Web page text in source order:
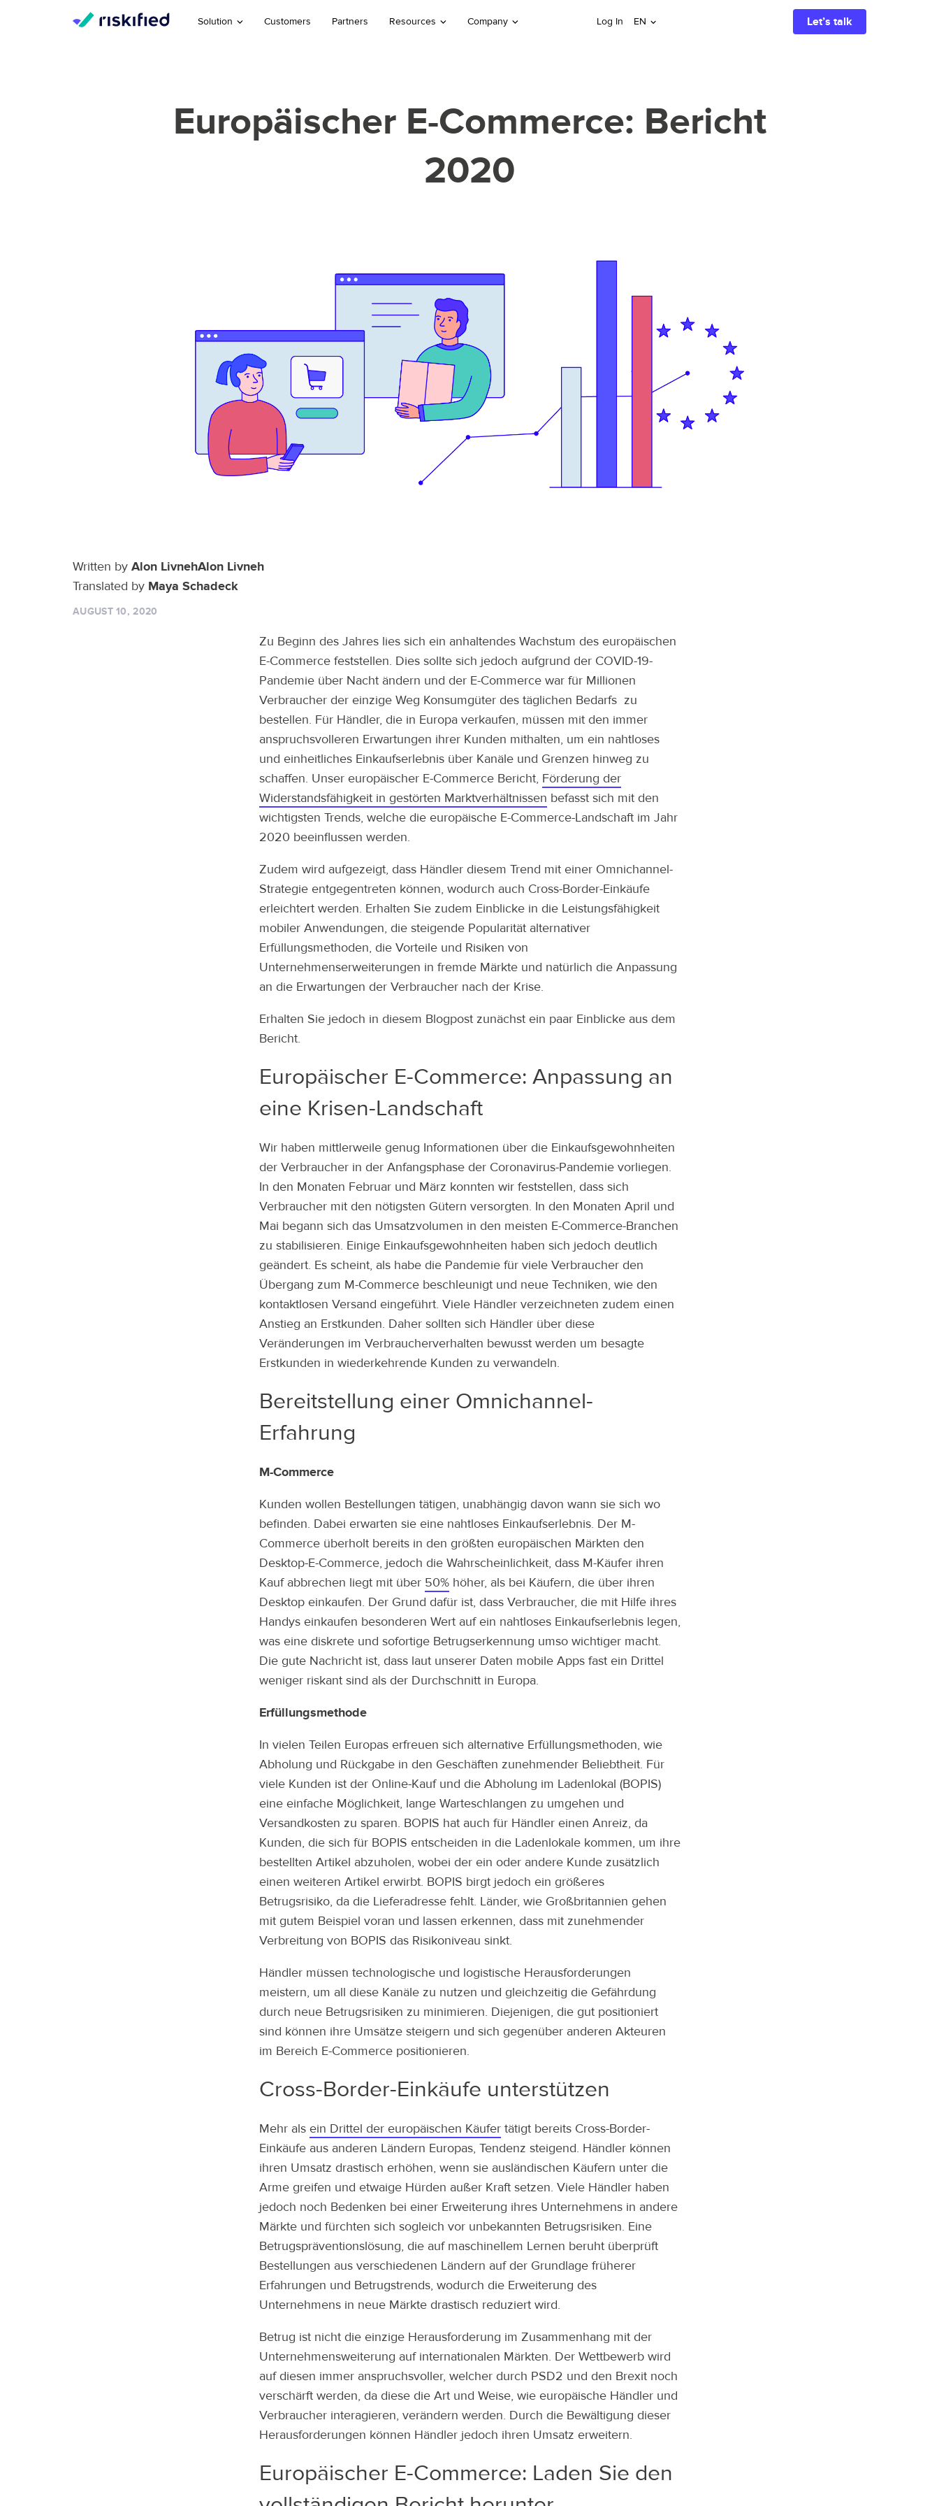
Solution Customers Partners Resources Company Log In EN Let’s talk
Europäischer E-Commerce: Bericht
2020
Written by Alon LivnehAlon Livneh
Translated by Maya Schadeck
AUGUST 10, 2020
Zu Beginn des Jahres lies sich ein anhaltendes Wachstum des europäischen
E-Commerce feststellen. Dies sollte sich jedoch aufgrund der COVID-19-
Pandemie über Nacht ändern und der E-Commerce war für Millionen
Verbraucher der einzige Weg Konsumgüter des täglichen Bedarfs zu
bestellen. Für Händler, die in Europa verkaufen, müssen mit den immer
anspruchsvolleren Erwartungen ihrer Kunden mithalten, um ein nahtloses
und einheitliches Einkaufserlebnis über Kanäle und Grenzen hinweg zu
schaffen. Unser europäischer E-Commerce Bericht, Förderung der
Widerstandsfähigkeit in gestörten Marktverhältnissen befasst sich mit den
wichtigsten Trends, welche die europäische E-Commerce-Landschaft im Jahr
2020 beeinflussen werden.
Zudem wird aufgezeigt, dass Händler diesem Trend mit einer Omnichannel-
Strategie entgegentreten können, wodurch auch Cross-Border-Einkäufe
erleichtert werden. Erhalten Sie zudem Einblicke in die Leistungsfähigkeit
mobiler Anwendungen, die steigende Popularität alternativer
Erfüllungsmethoden, die Vorteile und Risiken von
Unternehmenserweiterungen in fremde Märkte und natürlich die Anpassung
an die Erwartungen der Verbraucher nach der Krise.
Erhalten Sie jedoch in diesem Blogpost zunächst ein paar Einblicke aus dem
Bericht.
Europäischer E-Commerce: Anpassung an
eine Krisen-Landschaft
Wir haben mittlerweile genug Informationen über die Einkaufsgewohnheiten
der Verbraucher in der Anfangsphase der Coronavirus-Pandemie vorliegen.
In den Monaten Februar und März konnten wir feststellen, dass sich
Verbraucher mit den nötigsten Gütern versorgten. In den Monaten April und
Mai begann sich das Umsatzvolumen in den meisten E-Commerce-Branchen
zu stabilisieren. Einige Einkaufsgewohnheiten haben sich jedoch deutlich
geändert. Es scheint, als habe die Pandemie für viele Verbraucher den
Übergang zum M-Commerce beschleunigt und neue Techniken, wie den
kontaktlosen Versand eingeführt. Viele Händler verzeichneten zudem einen
Anstieg an Erstkunden. Daher sollten sich Händler über diese
Veränderungen im Verbraucherverhalten bewusst werden um besagte
Erstkunden in wiederkehrende Kunden zu verwandeln.
Bereitstellung einer Omnichannel-
Erfahrung
M-Commerce
Kunden wollen Bestellungen tätigen, unabhängig davon wann sie sich wo
befinden. Dabei erwarten sie eine nahtloses Einkaufserlebnis. Der M-
Commerce überholt bereits in den größten europäischen Märkten den
Desktop-E-Commerce, jedoch die Wahrscheinlichkeit, dass M-Käufer ihren
Kauf abbrechen liegt mit über 50%höher, als bei Käufern, die über ihren
Desktop einkaufen. Der Grund dafür ist, dass Verbraucher, die mit Hilfe ihres
Handys einkaufen besonderen Wert auf ein nahtloses Einkaufserlebnis legen,
was eine diskrete und sofortige Betrugserkennung umso wichtiger macht.
Die gute Nachricht ist, dass laut unserer Daten mobile Apps fast ein Drittel
weniger riskant sind als der Durchschnitt in Europa.
Erfüllungsmethode
In vielen Teilen Europas erfreuen sich alternative Erfüllungsmethoden, wie
Abholung und Rückgabe in den Geschäften zunehmender Beliebtheit. Für
viele Kunden ist der Online-Kauf und die Abholung im Ladenlokal (BOPIS)
eine einfache Möglichkeit, lange Warteschlangen zu umgehen und
Versandkosten zu sparen. BOPIS hat auch für Händler einen Anreiz, da
Kunden, die sich für BOPIS entscheiden in die Ladenlokale kommen, um ihre
bestellten Artikel abzuholen, wobei der ein oder andere Kunde zusätzlich
einen weiteren Artikel erwirbt. BOPIS birgt jedoch ein größeres
Betrugsrisiko, da die Lieferadresse fehlt. Länder, wie Großbritannien gehen
mit gutem Beispiel voran und lassen erkennen, dass mit zunehmender
Verbreitung von BOPIS das Risikoniveau sinkt.
Händler müssen technologische und logistische Herausforderungen
meistern, um all diese Kanäle zu nutzen und gleichzeitig die Gefährdung
durch neue Betrugsrisiken zu minimieren. Diejenigen, die gut positioniert
sind können ihre Umsätze steigern und sich gegenüber anderen Akteuren
im Bereich E-Commerce positionieren.
Cross-Border-Einkäufe unterstützen
Mehr als ein Drittel der europäischen Käufertätigt bereits Cross-Border-
Einkäufe aus anderen Ländern Europas, Tendenz steigend. Händler können
ihren Umsatz drastisch erhöhen, wenn sie ausländischen Käufern unter die
Arme greifen und etwaige Hürden außer Kraft setzen. Viele Händler haben
jedoch noch Bedenken bei einer Erweiterung ihres Unternehmens in andere
Märkte und fürchten sich sogleich vor unbekannten Betrugsrisiken. Eine
Betrugspräventionslösung, die auf maschinellem Lernen beruht überprüft
Bestellungen aus verschiedenen Ländern auf der Grundlage früherer
Erfahrungen und Betrugstrends, wodurch die Erweiterung des
Unternehmens in neue Märkte drastisch reduziert wird.
Betrug ist nicht die einzige Herausforderung im Zusammenhang mit der
Unternehmensweiterung auf internationalen Märkten. Der Wettbewerb wird
auf diesen immer anspruchsvoller, welcher durch PSD2 und den Brexit noch
verschärft werden, da diese die Art und Weise, wie europäische Händler und
Verbraucher interagieren, verändern werden. Durch die Bewältigung dieser
Herausforderungen können Händler jedoch ihren Umsatz erweitern.
Europäischer E-Commerce: Laden Sie den